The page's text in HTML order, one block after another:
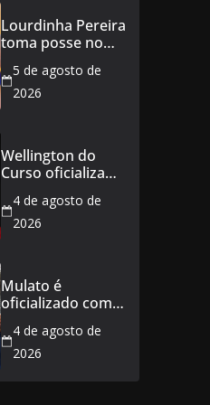
aposentados do
Maranhão
Lourdinha Pereira
toma posse no
a primeira
senadora de
5 de agosto de
2026
Wellington do
Curso oficializa
deputado
estadual e
com o povo do
Maranhão
4 de agosto de
2026
Mulato é
oficializado como
deputado federal
4 de agosto de
2026